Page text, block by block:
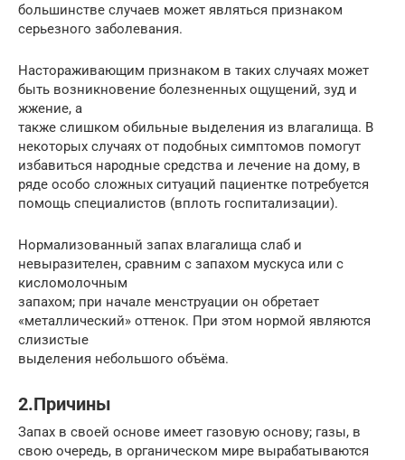
большинстве случаев может являться признаком
серьезного заболевания.
Настораживающим признаком в таких случаях может
быть возникновение болезненных ощущений, зуд и
жжение, а
также слишком обильные выделения из влагалища. В
некоторых случаях от подобных симптомов помогут
избавиться народные средства и лечение на дому, в
ряде особо сложных ситуаций пациентке потребуется
помощь специалистов (вплоть госпитализации).
Нормализованный запах влагалища слаб и
невыразителен, сравним с запахом мускуса или с
кисломолочным
запахом; при начале менструации он обретает
«металлический» оттенок. При этом нормой являются
слизистые
выделения небольшого объёма.
2.Причины
Запах в своей основе имеет газовую основу; газы, в
свою очередь, в органическом мире вырабатываются